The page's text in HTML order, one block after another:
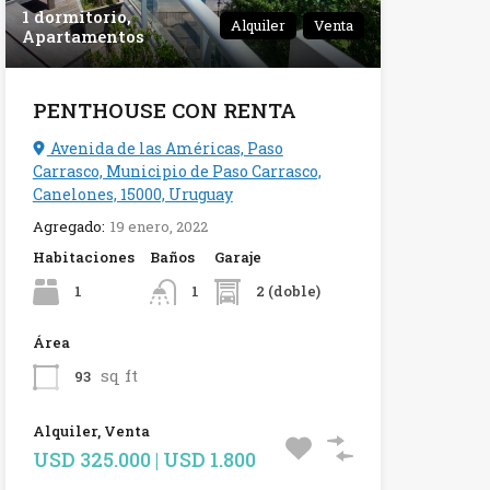
1 dormitorio,
Apartamentos
Alquiler Venta
PENTHOUSE CON RENTA
Avenida de las Américas, Paso
Carrasco, Municipio de Paso Carrasco,
Canelones, 15000, Uruguay
Agregado: 19 enero, 2022
Habitaciones
1
Baños
1
Garaje
2 (doble)
Área
93 sq ft
Alquiler, Venta
USD 325.000 | USD 1.800